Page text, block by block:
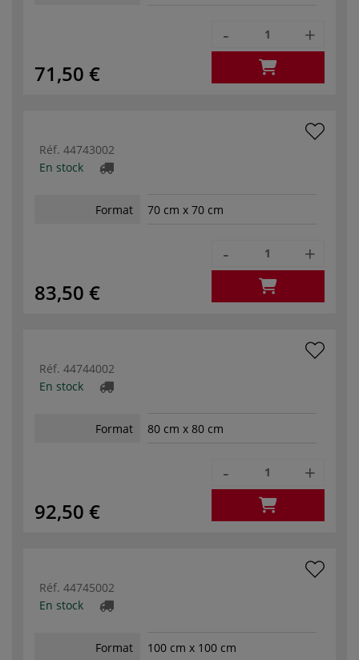
71,50 €
- +
Réf. 44743002
En stock
Format 70 cm x 70 cm
83,50 €
- +
Réf. 44744002
En stock
Format 80 cm x 80 cm
92,50 €
- +
Réf. 44745002
En stock
Format 100 cm x 100 cm